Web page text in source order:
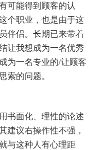
可能得到顾客的认
个职业，也是由于这
伴侣。长期已来带着
让我想成为一名优秀
为一名专业的/让顾客
索的问题。
面化、理性的论述
建议右操作性不强，
与这种人有心理距